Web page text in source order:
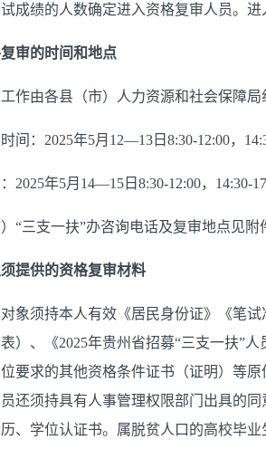
成绩的人数确定进入资格复审人员。进
审的时间和地点
作由各县（市）人力资源和社会保障局
间：2025年5月12—13日8:30-12:00，
2025年5月14—15日8:30-12:00，14:30-
“三支一扶”办咨询电话及复审地点见附
提供的资格复审材料
象须持本人有效《居民身份证》《笔
）、《2025年贵州省招募“三支一扶”
要求的其他资格条件证书（证明）等
还须持具有人事管理权限部门出具的
、学位认证书。属脱贫人口的高校毕